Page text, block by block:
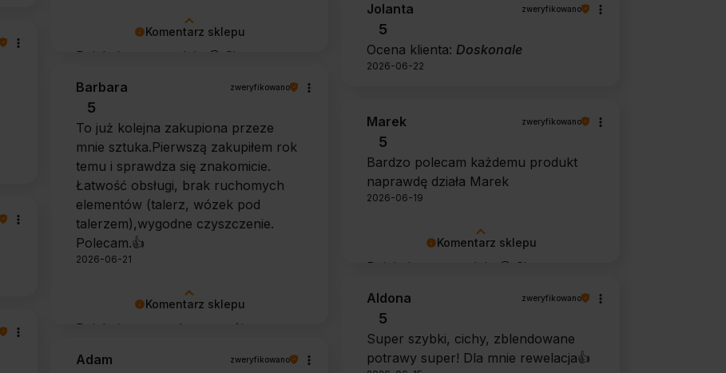
Komentarz sklepu
Dziękujemy za opinię 🙂 Cieszymy
zakup spełniły Pana oczekiwania.
Dziękujemy za zaufanie.
Jolanta zweryfikowano
5
Ocena klienta: Doskonale
2026-06-22
Komentarz sklepu
Dziękujemy za tak szczegółową
Pani wygodę obsługi i łatwość
Barbara zweryfikowano
5
To już kolejna zakupiona przeze
mnie sztuka.Pierwszą zakupiłem rok
temu i sprawdza się znakomicie.
Łatwość obsługi, brak ruchomych
elementów (talerz, wózek pod
talerzem),wygodne czyszczenie.
Polecam.👍️
2026-06-21
Komentarz sklepu
Dziękujemy za opinię 🙂 Cieszymy
potwierdził swoją skuteczność.
Marek zweryfikowano
5
Bardzo polecam każdemu produkt
naprawdę działa Marek
2026-06-19
Aldona zweryfikowano
5
Super szybki, cichy, zblendowane
potrawy super! Dla mnie rewelacja👍️
Adam zweryfikowano